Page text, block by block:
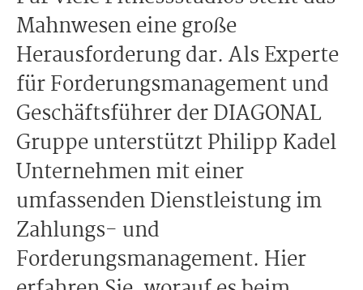
Mahnwesen eine große
Herausforderung dar. Als Experte
für Forderungsmanagement und
Geschäftsführer der DIAGONAL
Gruppe unterstützt Philipp Kadel
Unternehmen mit einer
umfassenden Dienstleistung im
Zahlungs- und
Forderungsmanagement. Hier